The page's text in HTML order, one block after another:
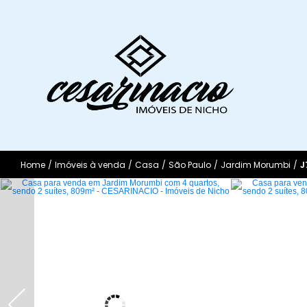
Home / Imóveis à venda / Casa / São Paulo / Jardim Morumbi /